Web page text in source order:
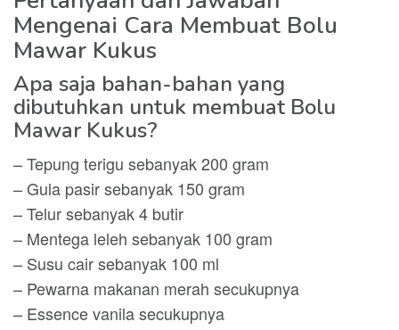
Mengenai Cara Membuat Bolu
Mawar Kukus
Apa saja bahan-bahan yang
dibutuhkan untuk membuat Bolu
Mawar Kukus?
– Tepung terigu sebanyak 200 gram
– Gula pasir sebanyak 150 gram
– Telur sebanyak 4 butir
– Mentega leleh sebanyak 100 gram
– Susu cair sebanyak 100 ml
– Pewarna makanan merah secukupnya
– Essence vanila secukupnya